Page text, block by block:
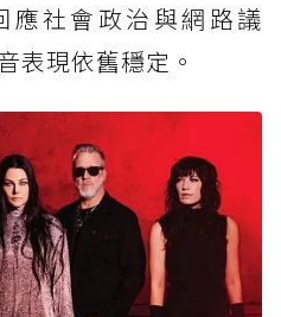
應社會政治與網路議
表現依舊穩定。